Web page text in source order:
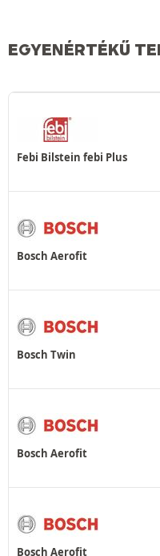
EGYENÉRTÉKŰ
Febi Bilstein febi Plus
Bosch Aerofit
Bosch Twin
Bosch Aerofit
Bosch Aerofit